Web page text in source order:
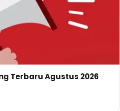
Terbaru Agustus 2026